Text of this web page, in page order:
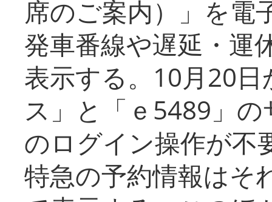
席のご案内）」を電
発車番線や遅延・運
表示する。10月20
ス」と「ｅ5489」
のログイン操作が不
特急の予約情報はそ